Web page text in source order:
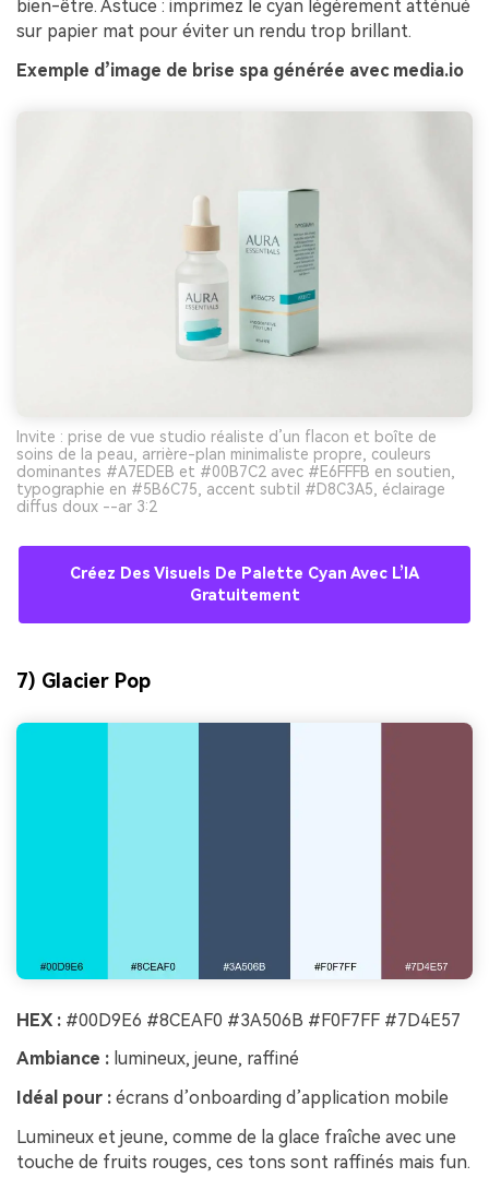
bien-être. Astuce : imprimez le cyan légèrement atténué
sur papier mat pour éviter un rendu trop brillant.
Exemple d’image de brise spa générée avec media.io
Invite : prise de vue studio réaliste d’un flacon et boîte de
soins de la peau, arrière-plan minimaliste propre, couleurs
dominantes #A7EDEB et #00B7C2 avec #E6FFFB en soutien,
typographie en #5B6C75, accent subtil #D8C3A5, éclairage
diffus doux --ar 3:2
Créez Des Visuels De Palette Cyan Avec L’IA
Gratuitement
7) Glacier Pop
HEX : #00D9E6 #8CEAF0 #3A506B #F0F7FF #7D4E57
Ambiance : lumineux, jeune, raffiné
Idéal pour : écrans d’onboarding d’application mobile
Lumineux et jeune, comme de la glace fraîche avec une
touche de fruits rouges, ces tons sont raffinés mais fun.